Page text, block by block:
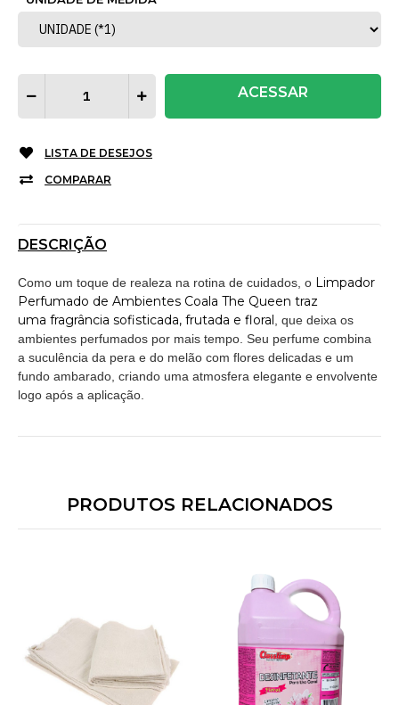
ACESSAR
LISTA DE DESEJOS
COMPARAR
DESCRIÇÃO
Como um toque de realeza na rotina de cuidados, o Limpador
Perfumado de Ambientes Coala The Queen traz
uma fragrância sofisticada, frutada e floral , que deixa os
ambientes perfumados por mais tempo. Seu perfume combina
a suculência da pera e do melão com flores delicadas e um
fundo ambarado, criando uma atmosfera elegante e envolvente
logo após a aplicação.
PRODUTOS RELACIONADOS